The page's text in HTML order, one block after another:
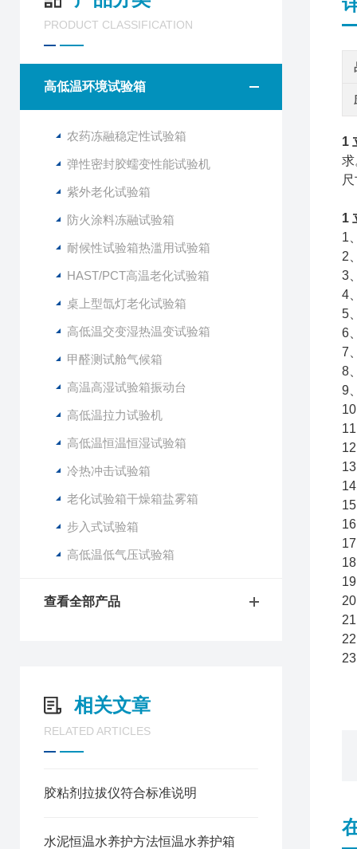
PRODUCT CLASSIFICATION
高低温环境试验箱
农药冻融稳定性试验箱
弹性密封胶蠕变性能试验机
紫外老化试验箱
防火涂料冻融试验箱
耐候性试验箱热滥用试验箱
HAST/PCT高温老化试验箱
桌上型氙灯老化试验箱
高低温交变湿热温变试验箱
甲醛测试舱气候箱
高温高湿试验箱振动台
高低温拉力试验机
高低温恒温恒湿试验箱
冷热冲击试验箱
老化试验箱干燥箱盐雾箱
步入式试验箱
高低温低气压试验箱
查看全部产品
相关文章
RELATED ARTICLES
胶粘剂拉拔仪符合标准说明
水泥恒温水养护方法恒温水养护箱
1
求
1
1
2
3
4
5
6
7
8
9